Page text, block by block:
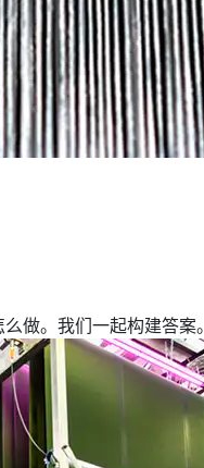
做。我们一起构建答案。